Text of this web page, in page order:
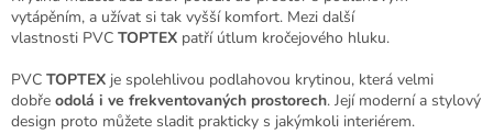
vytápěním, a užívat si tak vyšší komfort. Mezi další
vlastnosti PVC TOPTEX patří útlum kročejového hluku.
PVC TOPTEX je spolehlivou podlahovou krytinou, která velmi
dobře odolá i ve frekventovaných prostorech. Její moderní a stylový
design proto můžete sladit prakticky s jakýmkoli interiérem.